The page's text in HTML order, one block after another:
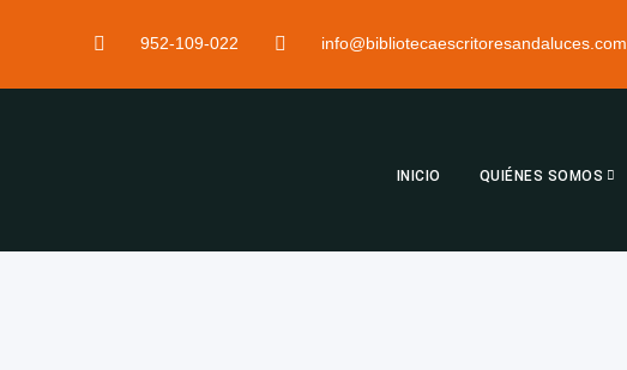
952-109-022 info@bibliotecaescritoresandaluces.com
INICIO QUIÉNES SOMOS